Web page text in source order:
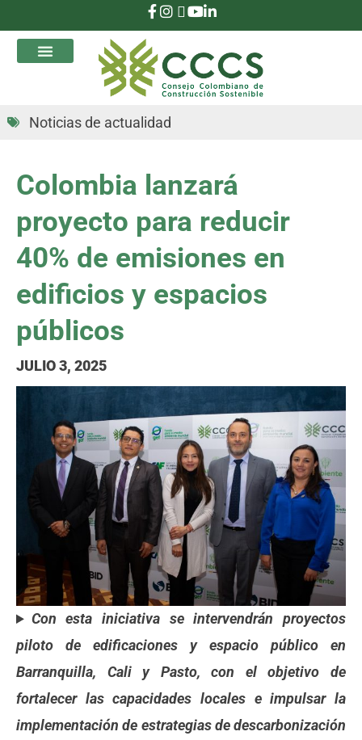
Noticias de actualidad
Colombia lanzará
proyecto para reducir
40% de emisiones en
edificios y espacios
públicos
JULIO 3, 2025
Con esta iniciativa se intervendrán proyectos
piloto de edificaciones y espacio público en
Barranquilla, Cali y Pasto, con el objetivo de
fortalecer las capacidades locales e impulsar la
implementación de estrategias de descarbonización